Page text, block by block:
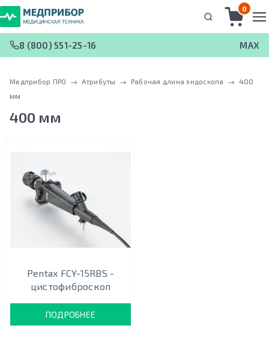
0
8 (800) 551-25-16 MAX
Медприбор ПРО → Атрибуты → Рабочая длина эндоскопа → 400
мм
400 мм
Pentax FCY-15RBS -
цистофиброскоп
ПОДРОБНЕЕ